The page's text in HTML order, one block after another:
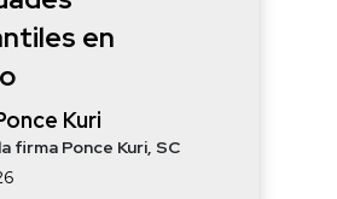
en
Kuri
firma Ponce Kuri, SC